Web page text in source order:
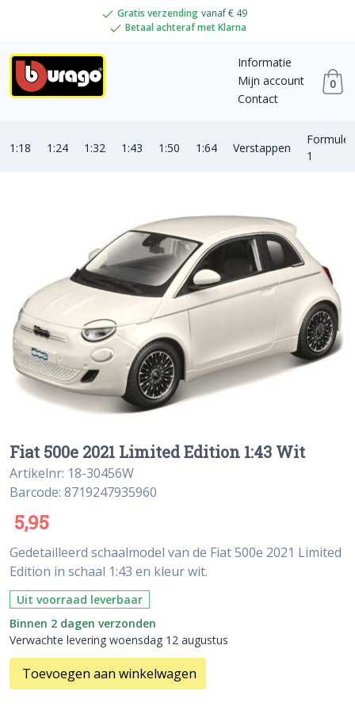
Gratis verzending vanaf € 49
Betaal achteraf met Klarna
Informatie
Mijn account
Contact
0
1:18 1:24 1:32 1:43 1:50 1:64 Verstappen
Formule
1
Fiat 500e 2021 Limited Edition 1:43 Wit
Artikelnr: 18-30456W
Barcode: 8719247935960
5,95
Gedetailleerd schaalmodel van de Fiat 500e 2021 Limited
Edition in schaal 1:43 en kleur wit.
Uit voorraad leverbaar
Binnen 2 dagen verzonden
Verwachte levering woensdag 12 augustus
Toevoegen aan winkelwagen